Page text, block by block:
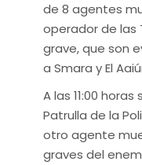
de 8 agentes
operador de las
grave, que son
a Smara y El
A las 11:00
Patrulla de la
otro agente
graves del